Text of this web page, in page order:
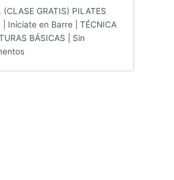
(CLASE GRATIS) PILATES
| Iníciate en Barre | TÉCNICA
BÁSICAS | Sin